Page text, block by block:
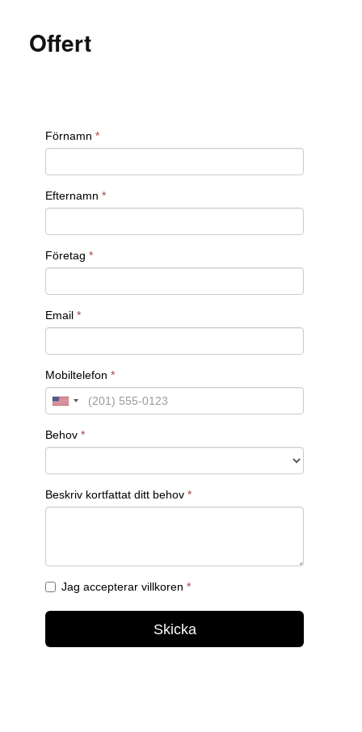
åtkomsträttigheter för att utföra sina uppgifter.
kommunikationssystem, vilket är avgörande
för att skydda känslig data och säkerställa
driftsäkerheten.
E-handel och detaljhandel– I e-
kunddata och betalningssystem genom att
säkerställa att endast behöriga individer har
åtkomst till kritiska system.
Vill du veta mer om hur vi kan hjälpa dig att att
rekrytera rätt kandidat för rollen?
Kontakta oss för offert
Offert